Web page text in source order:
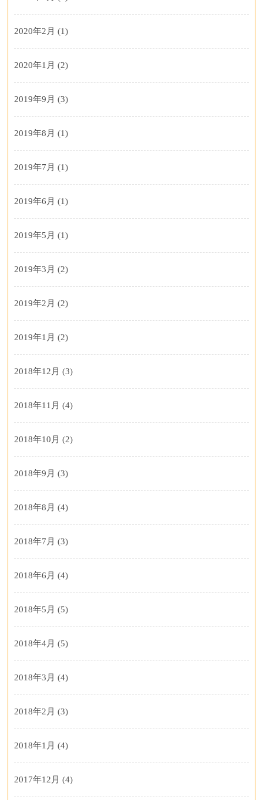
2020年2月 (1)
2020年1月 (2)
2019年9月 (3)
2019年8月 (1)
2019年7月 (1)
2019年6月 (1)
2019年5月 (1)
2019年3月 (2)
2019年2月 (2)
2019年1月 (2)
2018年12月 (3)
2018年11月 (4)
2018年10月 (2)
2018年9月 (3)
2018年8月 (4)
2018年7月 (3)
2018年6月 (4)
2018年5月 (5)
2018年4月 (5)
2018年3月 (4)
2018年2月 (3)
2018年1月 (4)
2017年12月 (4)